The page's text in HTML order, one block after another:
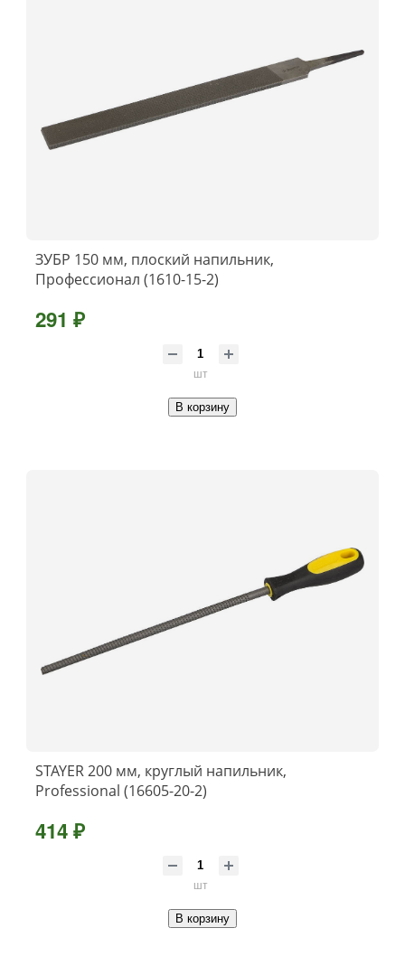
ЗУБР 150 мм, плоский напильник,
Профессионал (1610-15-2)
291 ₽
шт
В корзину
STAYER 200 мм, круглый напильник,
Professional (16605-20-2)
414 ₽
шт
В корзину